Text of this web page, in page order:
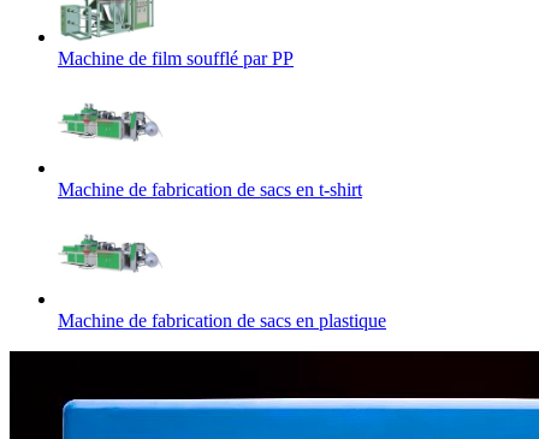
Machine de film soufflé par PP
Machine de fabrication de sacs en t-shirt
Machine de fabrication de sacs en plastique